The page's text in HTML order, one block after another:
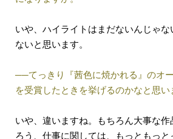
いや、ハイライトはまだないんじゃな
ないと思います。
──てっきり『茜色に焼かれる』のオ
を受賞したときを挙げるのかなと思い
いや、違いますね。もちろん大事な
ろう、仕事に関しては、もっともっ